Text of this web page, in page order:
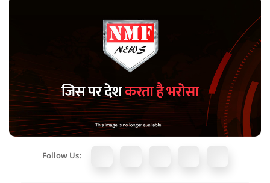
Follow Us: